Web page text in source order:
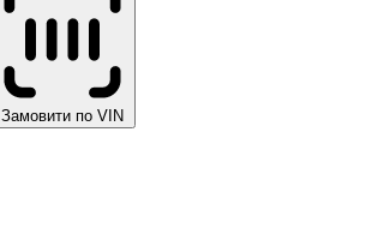
Замовити по VIN